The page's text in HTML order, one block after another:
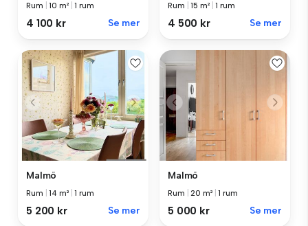
Rum |10 m² |1 rum
4 100 kr Se mer
Rum |15 m² |1 rum
4 500 kr Se mer
Malmö
Rum |14 m² |1 rum
5 200 kr Se mer
Malmö
Rum |20 m² |1 rum
5 000 kr Se mer